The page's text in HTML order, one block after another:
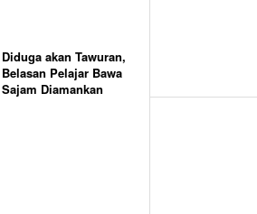
Diduga akan Tawuran,
Belasan Pelajar Bawa
Sajam Diamankan